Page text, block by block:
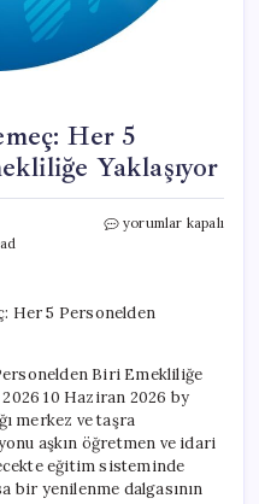
Her 5
Yaklaşıyor
MEB’de
5
Personelden
Emekliliğe
Yaklaşıyor
için
yorumlar kapalı
Biri Emekliliğe
10 Haziran 2026 by
merkez ve taşra
aşkın öğretmen ve idari
eğitim sisteminde
bir yenilenme dalgasının